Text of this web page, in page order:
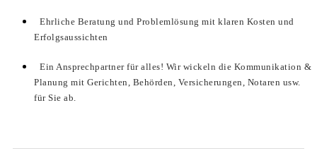
Ehrliche Beratung und Problemlösung mit klaren Kosten und
Erfolgsaussichten
Ein Ansprechpartner für alles! Wir wickeln die Kommunikation &
Planung mit Gerichten, Behörden, Versicherungen, Notaren usw.
für Sie ab.